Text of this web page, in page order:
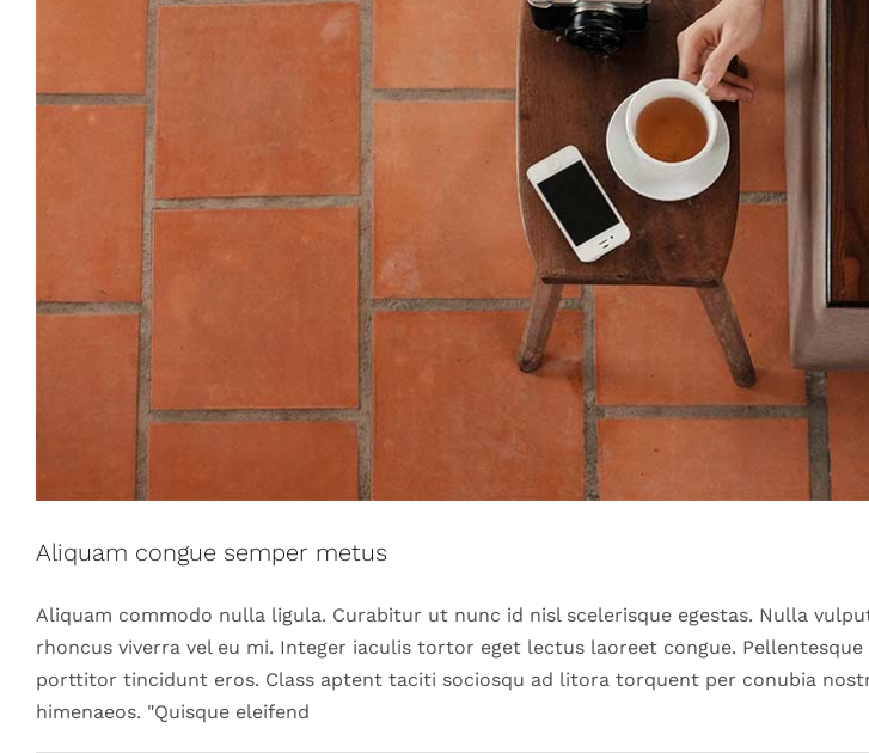
Aliquam congue semper metus
Aliquam commodo nulla ligula. Curabitur ut nunc id nisl scelerisque egestas. Nulla
rhoncus viverra vel eu mi. Integer iaculis tortor eget lectus laoreet congue.
porttitor tincidunt eros. Class aptent taciti sociosqu ad litora torquent per conubia
himenaeos. "Quisque eleifend